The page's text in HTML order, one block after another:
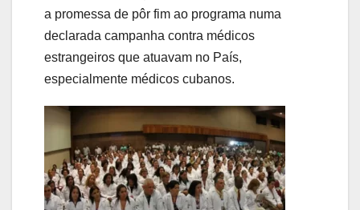
a promessa de pôr fim ao programa numa
declarada campanha contra médicos
estrangeiros que atuavam no País,
especialmente médicos cubanos.